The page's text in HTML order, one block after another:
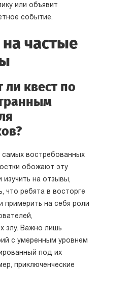
или объявит
событие.
частые
ли квест по
востребованных
обожают эту
изучить на отзывы,
что ребята в восторге
примерить на себя роли
злу. Важно лишь
с умеренным уровнем
под их
приключенческие